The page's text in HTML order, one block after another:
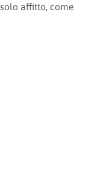
affitto, come